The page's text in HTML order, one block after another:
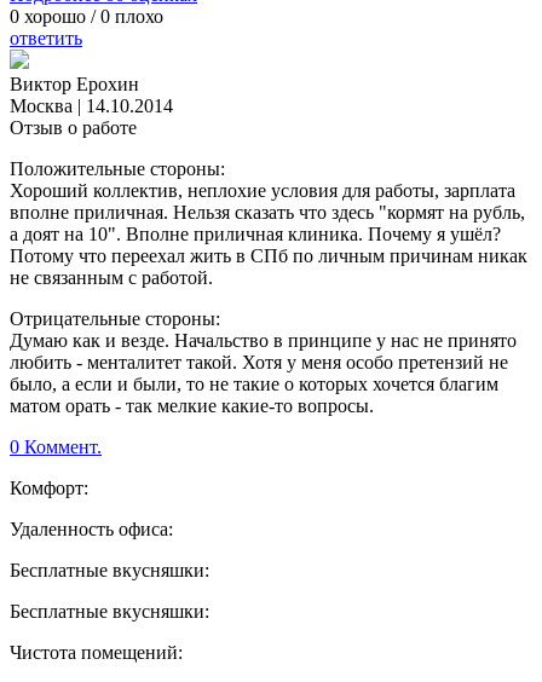
0 хорошо /0 плохо
ответить
Виктор Ерохин
Москва | 14.10.2014
Отзыв о работе
Положительные стороны:
Хороший коллектив, неплохие условия для работы, зарплата
вполне приличная. Нельзя сказать что здесь "кормят на рубль,
а доят на 10". Вполне приличная клиника. Почему я ушёл?
Потому что переехал жить в СПб по личным причинам никак
не связанным с работой.
Отрицательные стороны:
Думаю как и везде. Начальство в принципе у нас не принято
любить - менталитет такой. Хотя у меня особо претензий не
было, а если и были, то не такие о которых хочется благим
матом орать - так мелкие какие-то вопросы.
0 Коммент.
Комфорт:
Удаленность офиса:
Бесплатные вкусняшки:
Бесплатные вкусняшки:
Чистота помещений: